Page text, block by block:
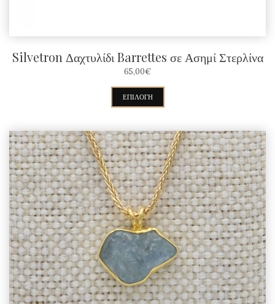
Silvetron Δαχτυλίδι Barrettes σε Ασημί Στερλίνα
65,00€
ΕΠΙΛΟΓΉ
προϊόν
έχει
πολλαπλές
παραλλαγές.
Οι
επιλογές
μπορούν
να
επιλεγούν
στη